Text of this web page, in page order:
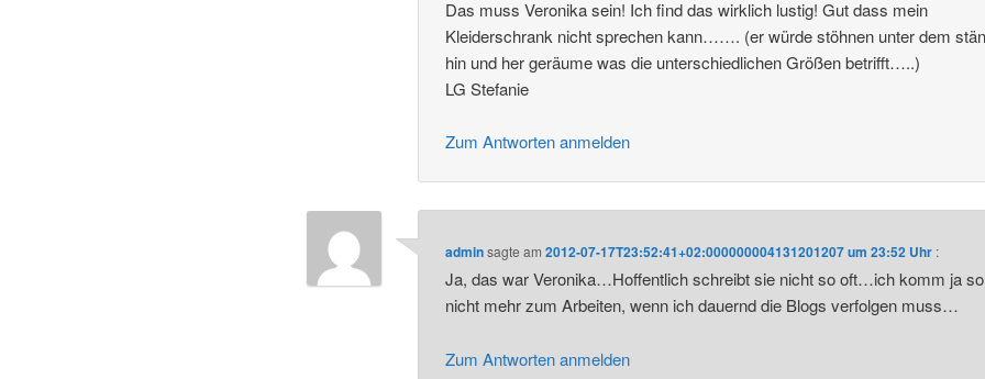
Das muss Veronika sein! Ich find das wirklich lustig! Gut dass mein
Kleiderschrank nicht sprechen kann……. (er würde stöhnen unter dem
hin und her geräume was die unterschiedlichen Größen betrifft…..)
LG Stefanie
Zum Antworten anmelden
adminsagte am2012-07-17T23:52:41+02:000000004131201207 um 23:52 Uhr :
Ja, das war Veronika…Hoffentlich schreibt sie nicht so oft…ich komm ja
nicht mehr zum Arbeiten, wenn ich dauernd die Blogs verfolgen muss…
Zum Antworten anmelden